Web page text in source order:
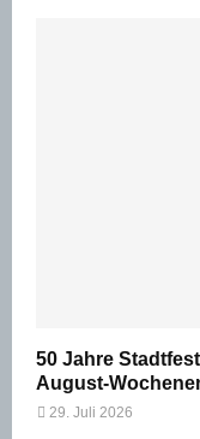
50 Jahre
August-
29. Juli 2026